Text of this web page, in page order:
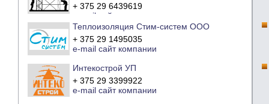
+ 375 29 6439619
e-mail
сайт компании
Теплоизоляция Стим-систем ООО
+ 375 29 1495035
e-mail сайт компании
Интекострой УП
+ 375 29 3399922
e-mail сайт компании